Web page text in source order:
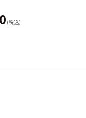
(税込)